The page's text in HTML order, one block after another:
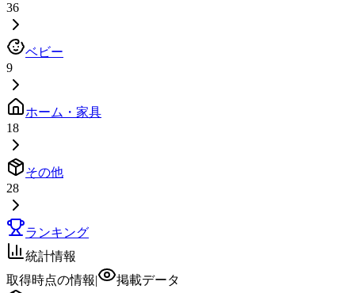
36
ベビー
9
ホーム・家具
18
その他
28
ランキング
統計情報
取得時点の情報|
掲載データ